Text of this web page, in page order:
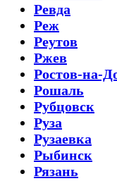
Ревда
Реж
Реутов
Ржев
Ростов-на-
Рошаль
Рубцовск
Руза
Рузаевка
Рыбинск
Рязань